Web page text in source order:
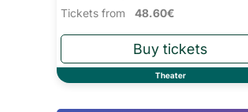
Tickets from 48.60€
Theater